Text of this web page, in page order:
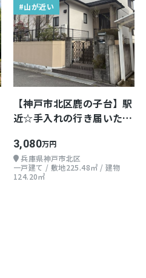
#山が近い
【神戸市北区鹿の子台】駅
近☆手入れの行き届いたお
3,080万円
兵庫県神戸市北区
一戸建て / 敷地225.48㎡ / 建物
124.20㎡